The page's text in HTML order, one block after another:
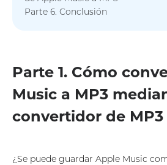
Parte 6. Conclusión
Parte 1. Cómo
Music a MP3
convertidor de MP3
¿Se puede guardar Apple Music